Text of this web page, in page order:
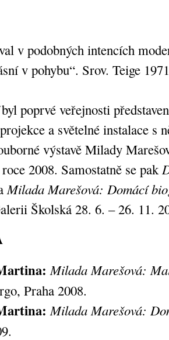
v podobných intencích
v pohybu“. Srov. Teige
poprvé veřejnosti
a světelné instalace s
výstavě Milady
2008. Samostatně se pak
Milada Marešová: Domácí
Školská 28. 6. – 26. 11.
Milada Marešová:
Praha 2008.
Milada Marešová: